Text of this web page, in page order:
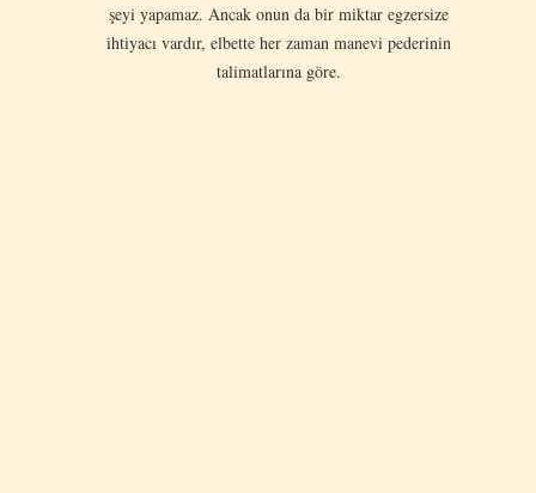
şeyi yapamaz. Ancak onun da bir miktar egzersize
ihtiyacı vardır, elbette her zaman manevi pederinin
talimatlarına göre.